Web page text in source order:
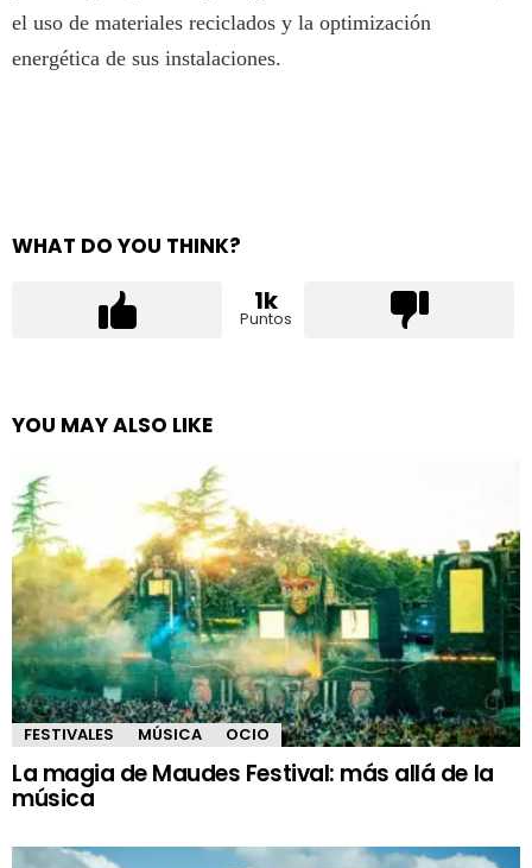
el uso de materiales reciclados y la optimización
energética de sus instalaciones.
WHAT DO YOU THINK?
1k
Puntos
YOU MAY ALSO LIKE
FESTIVALES MÚSICA OCIO
La magia de Maudes Festival: más allá de la
música